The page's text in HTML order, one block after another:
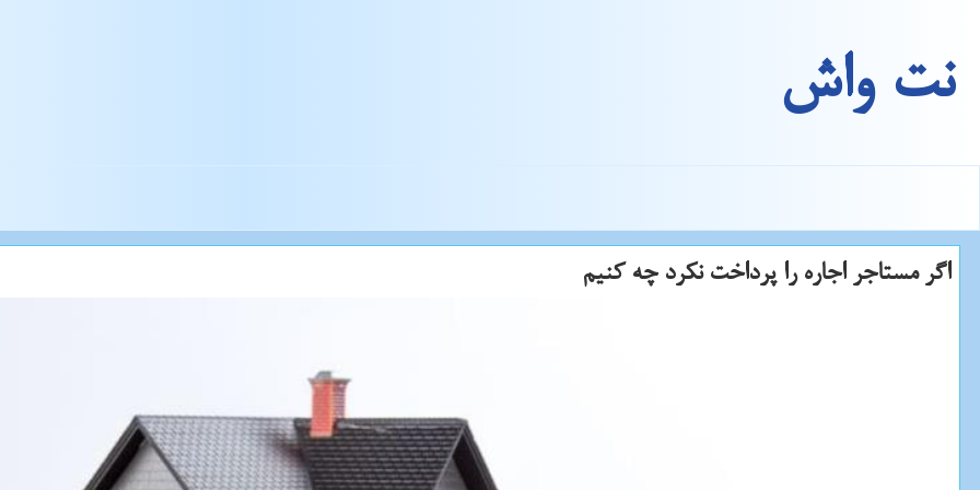
نت واش
اگر مستاجر اجاره را پرداخت نكرد چه كنیم